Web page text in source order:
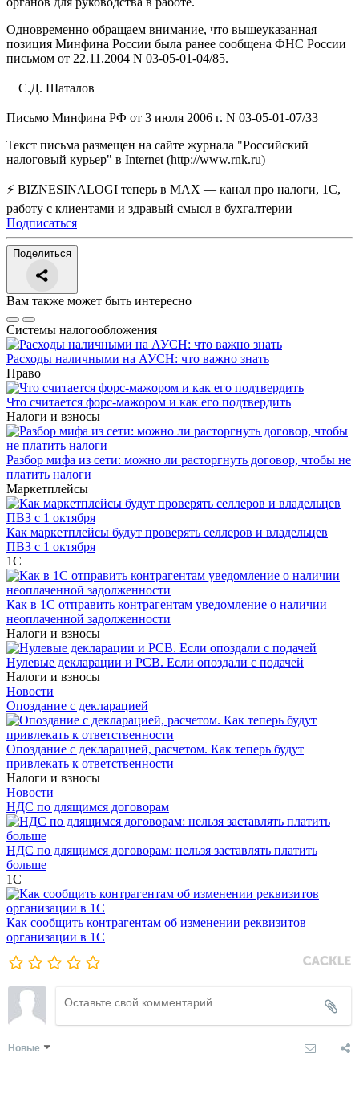
Одновременно обращаем внимание, что вышеуказанная
позиция Минфина России была ранее сообщена ФНС России
письмом от 22.11.2004 N 03-05-01-04/85.
С.Д. Шаталов
Письмо Минфина РФ от 3 июля 2006 г. N 03-05-01-07/33
Текст письма размещен на сайте журнала "Российский
налоговый курьер" в Internet (http://www.rnk.ru)
⚡ BIZNESINALOGI теперь в MAX — канал про налоги, 1С,
работу с клиентами и здравый смысл в бухгалтерии
Подписаться
Поделиться
Вам также может быть интересно
Системы налогообложения
Расходы наличными на АУСН: что важно знать
Право
Что считается форс-мажором и как его подтвердить
Налоги и взносы
Разбор мифа из сети: можно ли расторгнуть договор, чтобы не
платить налоги
Маркетплейсы
Как маркетплейсы будут проверять селлеров и владельцев
ПВЗ с 1 октября
1С
Как в 1С отправить контрагентам уведомление о наличии
неоплаченной задолженности
Налоги и взносы
Нулевые декларации и РСВ. Если опоздали с подачей
Налоги и взносы
Новости
Опоздание с декларацией
Опоздание с декларацией, расчетом. Как теперь будут
привлекать к ответственности
Налоги и взносы
Новости
НДС по длящимся договорам
НДС по длящимся договорам: нельзя заставлять платить
больше
1С
Как сообщить контрагентам об изменении реквизитов
организации в 1C
Новые